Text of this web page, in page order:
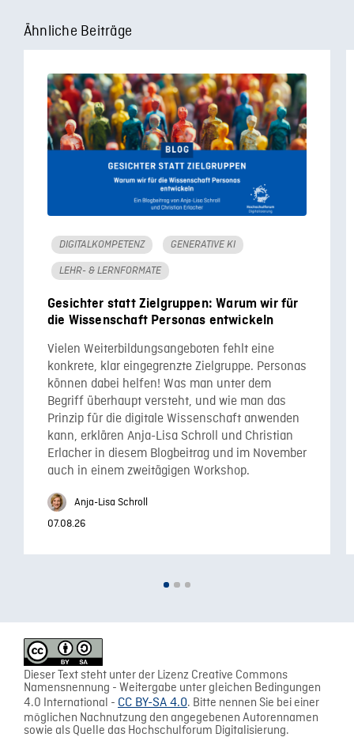
Ähnliche Beiträge
DIGITALKOMPETENZ GENERATIVE KI
LEHR- & LERNFORMATE
Gesichter statt Zielgruppen: Warum wir für
die Wissenschaft Personas entwickeln
Vielen Weiterbildungsangeboten fehlt eine
konkrete, klar eingegrenzte Zielgruppe. Personas
können dabei helfen! Was man unter dem
Begriff überhaupt versteht, und wie man das
Prinzip für die digitale Wissenschaft anwenden
kann, erklären Anja-Lisa Schroll und Christian
Erlacher in diesem Blogbeitrag und im November
auch in einem zweitägigen Workshop.
Anja-Lisa Schroll
07.08.26
Dieser Text steht unter der Lizenz Creative Commons
Namensnennung - Weitergabe unter gleichen Bedingungen
4.0 International - CC BY-SA 4.0. Bitte nennen Sie bei einer
möglichen Nachnutzung den angegebenen Autorennamen
sowie als Quelle das Hochschulforum Digitalisierung.